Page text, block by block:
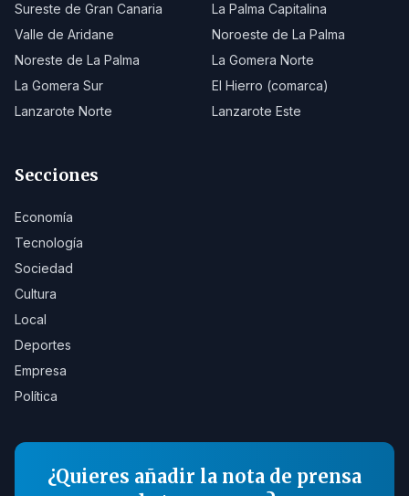
Sureste de Gran Canaria
La Palma Capitalina
Valle de Aridane
Noroeste de La Palma
Noreste de La Palma
La Gomera Norte
La Gomera Sur
El Hierro (comarca)
Lanzarote Norte
Lanzarote Este
Secciones
Economía
Tecnología
Sociedad
Cultura
Local
Deportes
Empresa
Política
¿Quieres añadir la nota de prensa